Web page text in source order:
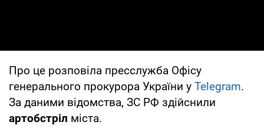
Про це розповіла пресслужба Офісу
генерального прокурора України у Telegram.
За даними відомства, ЗС РФ здійснили
артобстріл міста.